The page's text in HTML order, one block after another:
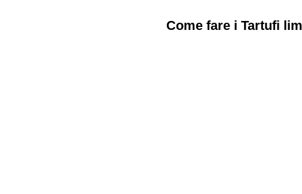
Come fare i Tartufi